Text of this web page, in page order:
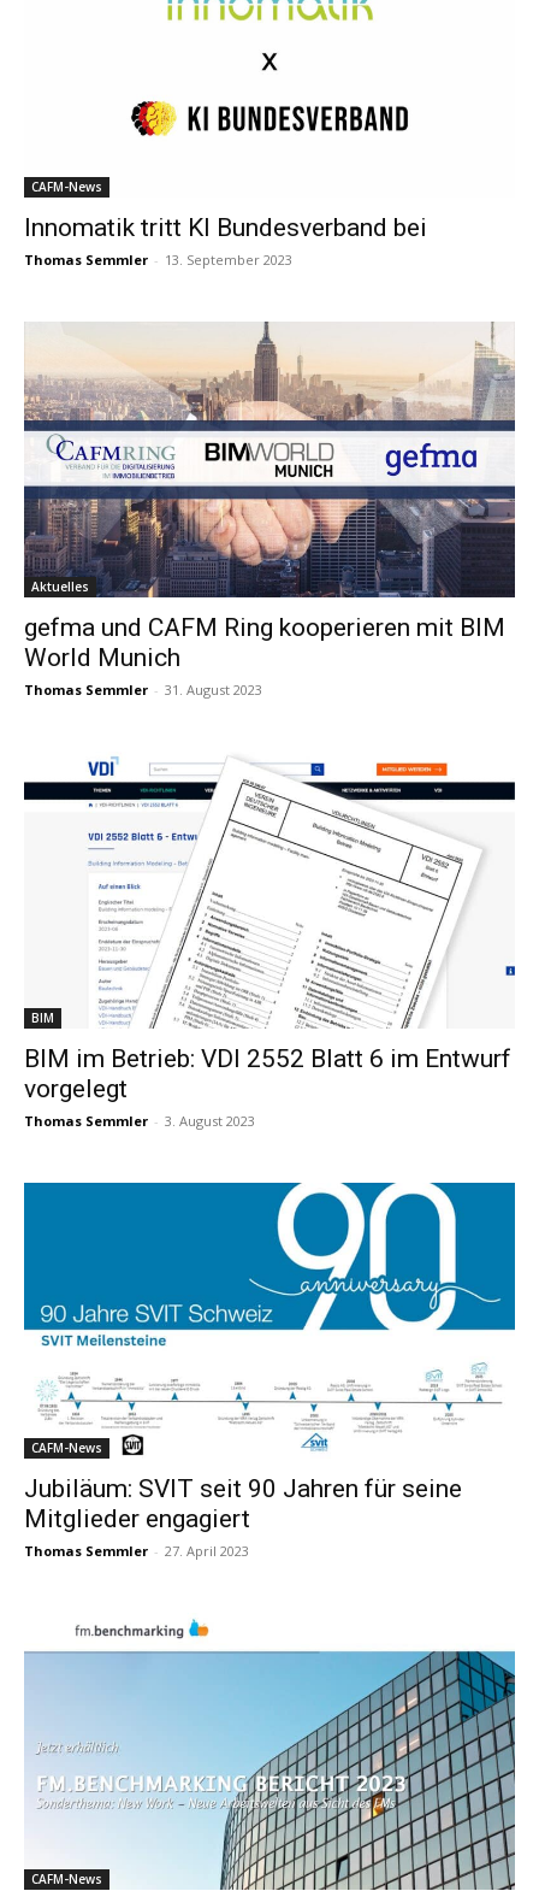
CAFM-News
Innomatik tritt KI Bundesverband bei
Thomas Semmler - 13. September 2023
Aktuelles
gefma und CAFM Ring kooperieren mit BIM
World Munich
Thomas Semmler - 31. August 2023
BIM
BIM im Betrieb: VDI 2552 Blatt 6 im Entwurf
vorgelegt
Thomas Semmler - 3. August 2023
CAFM-News
Jubiläum: SVIT seit 90 Jahren für seine
Mitglieder engagiert
Thomas Semmler - 27. April 2023
CAFM-News